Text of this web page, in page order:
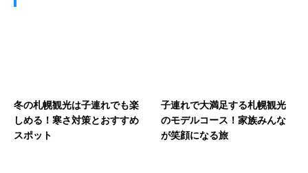
冬の札幌観光は子連れでも楽
しめる！寒さ対策とおすすめ
スポット
子連れで大満足する札幌観光
のモデルコース！家族みんな
が笑顔になる旅